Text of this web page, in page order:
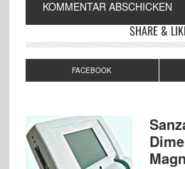
SHARE &
FACEBOOK